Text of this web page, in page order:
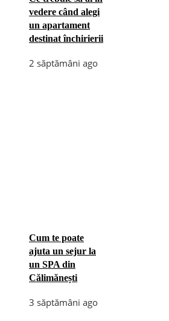
vedere când alegi
un apartament
destinat închirierii
2 săptămâni ago
Cum te poate
ajuta un sejur la
un SPA din
Călimănești
3 săptămâni ago